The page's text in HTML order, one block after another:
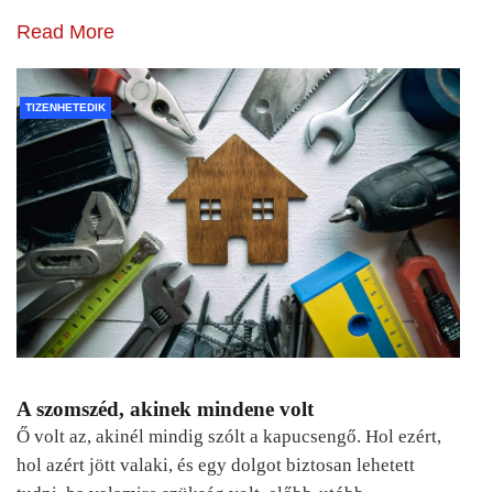
Read More
TIZENHETEDIK
A szomszéd, akinek mindene volt
Ő volt az, akinél mindig szólt a kapucsengő. Hol ezért,
hol azért jött valaki, és egy dolgot biztosan lehetett